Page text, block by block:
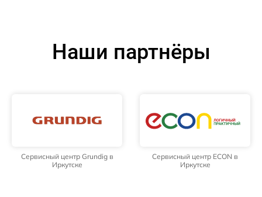
Наши партнёры
Сервисный центр Grundig в
Иркутске
Сервисный центр ECON в
Иркутске